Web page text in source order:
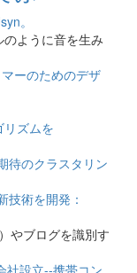
。
ように音を生み
ーのためのデザ
ズムを
待のクラスタリン
技術を開発：
やブログを識別す
社設立--携帯コン